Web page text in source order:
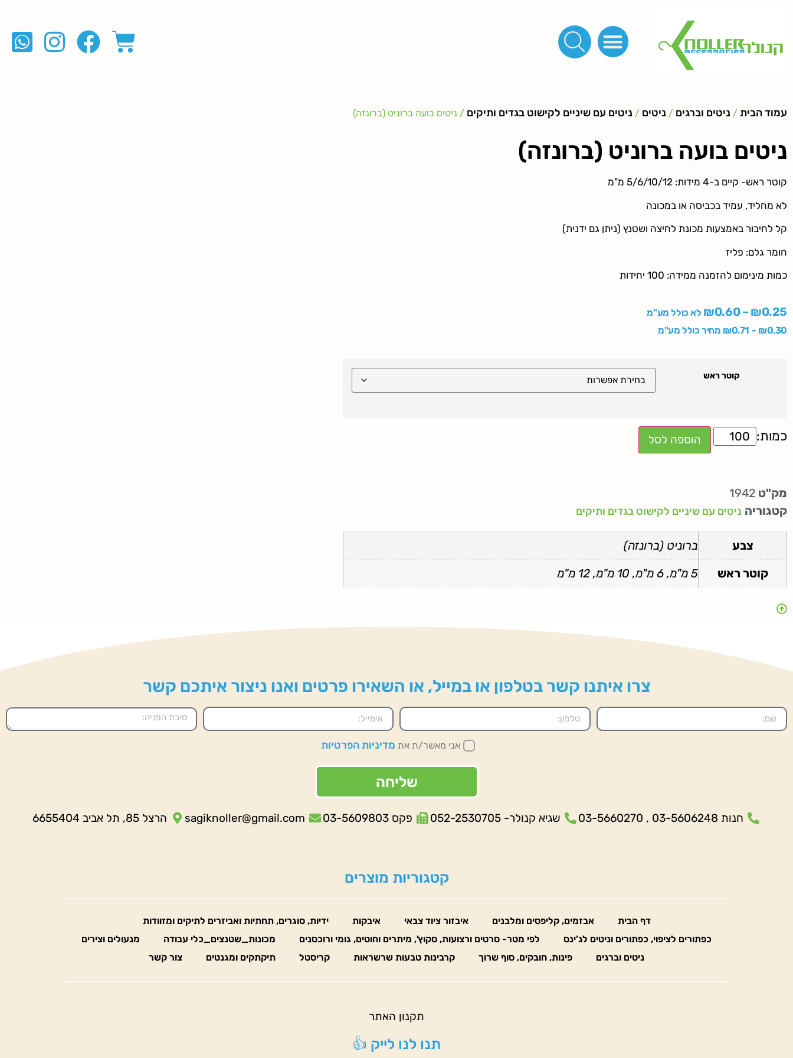
עמוד הבית / ניטים וברגים / ניטים / ניטים עם שיניים לקישוט בגדים ותיקים / ניטים בועה ברוניט (ברונזה)
ניטים בועה ברוניט (ברונזה)
קוטר ראש- קיים ב-4 מידות: 5/6/10/12 מ"מ
לא מחליד, עמיד בכביסה או במכונה
קל לחיבור באמצעות מכונת לחיצה ושטנץ (ניתן גם ידנית)
חומר גלם: פליז
כמות מינימום להזמנה ממידה: 100 יחידות
₪0.25
–
₪0.60
לא כולל מע"מ
₪0.30
–
₪0.71 מחיר כולל מע"מ
קוטר ראש
הוספה לסל
מק"ט 1942
קטגוריה ניטים עם שיניים לקישוט בגדים ותיקים
צבע
ברוניט (ברונזה)
קוטר ראש
5 מ"מ, 6 מ"מ, 10 מ"מ, 12 מ"מ
צרו איתנו קשר בטלפון או במייל, או השאירו פרטים ואנו ניצור איתכם קשר
אני מאשר/ת את מדיניות הפרטיות
שליחה
חנות 03-5606248 , 03-5660270 שגיא קנולר- 052-2530705 פקס 03-5609803 sagiknoller@gmail.com הרצל 85, תל אביב 6655404
קטגוריות מוצרים
דף הבית אבזמים, קליפסים ומלבנים איבזור ציוד צבאי איבקות
ידיות, סוגרים, תחתיות ואביזרים לתיקים ומזוודות
כפתורים לציפוי, כפתורים וניטים לג'ינס
לפי מטר- סרטים ורצועות, סקוץ', מיתרים וחוטים, גומי ורוכסנים מכונות_שטנצים_כלי עבודה
מנעולים וצירים
ניטים וברגים
פינות, חובקים, סוף שרוך קרבינות טבעות שרשראות קריסטל תיקתקים ומגנטים צור קשר
תקנון האתר
תנו לנו לייק 👍